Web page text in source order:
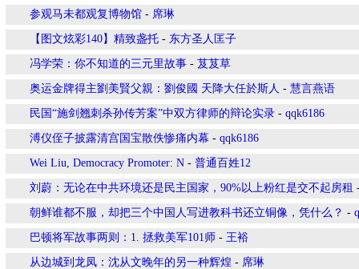
参观马未都观复博物馆 - 席琳
【图文炫彩140】精致盏托 - 东方圣人匡子
冯学荣：你不知道的三元里故事 - 芨芨草
奥运金牌得主劉美賢父親：劉俊國 天降大任於斯人 - 慧言燕语
民国“施剑翘刺杀孙传芳案”中双方律师的辩论实录 - qqk6186
溥仪侄子披露清宫国宝散佚惨痛内幕 - qqk6186
Wei Liu, Democracy Promoter: N - 普通百姓12
刘蔚：无论在中共环境还是民主国家，90%以上粉红是交不起房租
朝鲜谁都不服，却把三个中国人写进教科书还立铜像，凭什么？ -
巴顿将军故事两则：1. 拯救美军101师 - 王裕
从边城到龙凤：沈从文晚年的另一种辉煌 - 席琳